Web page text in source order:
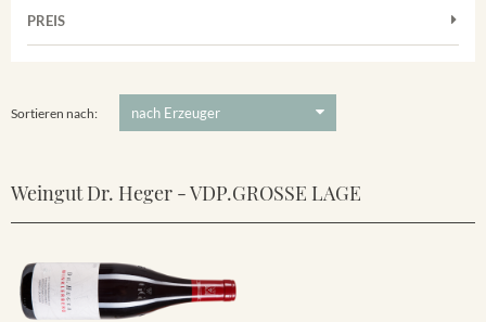
Riesling
Vorderer Winklerberg
Winklerberg Hinter Winklen
PREIS
Sortieren nach:
Weingut Dr. Heger - VDP.GROSSE LAGE